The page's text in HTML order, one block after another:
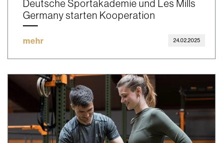
Deutsche Sportakademie und Les Mills
Germany starten Kooperation
mehr 24.02.2025